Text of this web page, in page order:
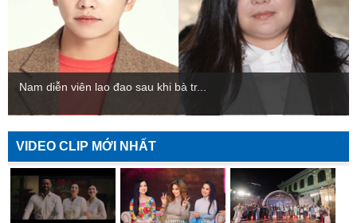
Nam diễn viên lao đao sau khi bà tr...
VIDEO CLIP MỚI NHẤT